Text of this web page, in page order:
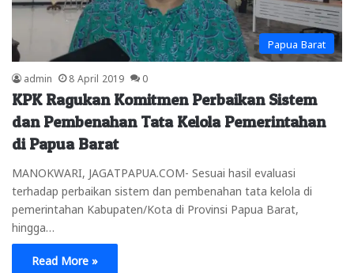
Papua Barat
admin 8 April 2019 0
KPK Ragukan Komitmen Perbaikan Sistem
dan Pembenahan Tata Kelola Pemerintahan
di Papua Barat
MANOKWARI, JAGATPAPUA.COM- Sesuai hasil evaluasi
terhadap perbaikan sistem dan pembenahan tata kelola di
pemerintahan Kabupaten/Kota di Provinsi Papua Barat,
hingga…
Read More »